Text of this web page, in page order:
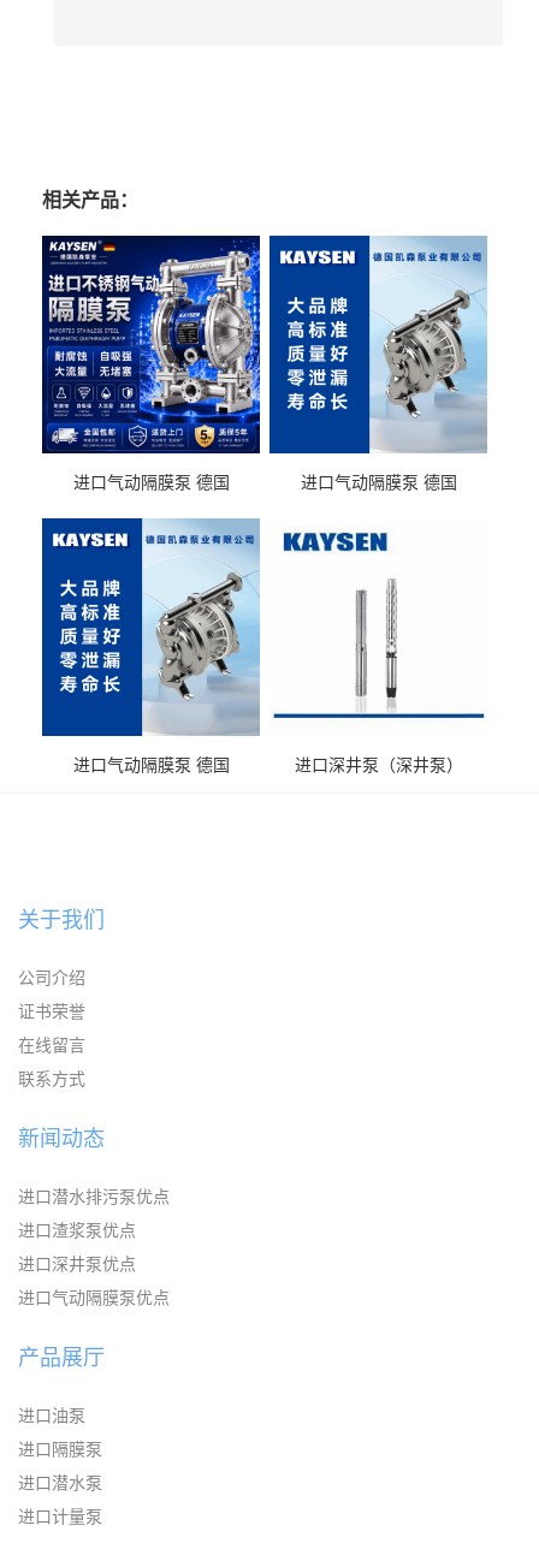
相关产品：
进口气动隔膜泵 德国
送气动泵
进口气动隔膜泵 德国
输送
进口气动隔膜泵 德国
进口深井泵（深井泵）
关于我们
公司介绍
证书荣誉
在线留言
联系方式
新闻动态
进口潜水排污泵优点
进口渣浆泵优点
进口深井泵优点
进口气动隔膜泵优点
产品展厅
进口油泵
进口隔膜泵
进口潜水泵
进口计量泵